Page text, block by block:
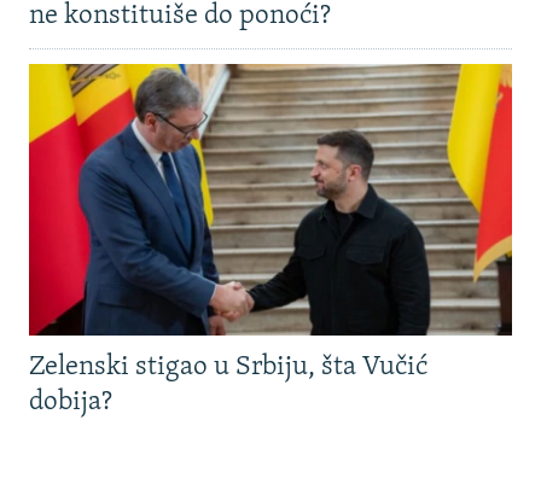
ne konstituiše do ponoći?
Zelenski stigao u Srbiju, šta Vučić
dobija?